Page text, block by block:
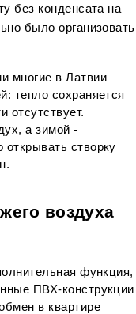
без конденсата на
было организовать
многие в Латвии
тепло сохраняется
отсутствует.
а зимой -
створку
воздуха
функция,
ПВХ-конструкции
в квартире